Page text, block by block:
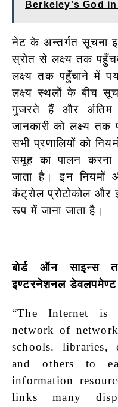
Berkeley's God
नेट के अन्तर्गत सूचना
स्रोत से लक्ष्य तक
लक्ष्य तक पहुँचाने में
लक्ष्य स्थलों के बीच
गुजरते हैं और अंतिम
जानकारी को लक्ष्य
सभी प्रणालियों को
समूह का पालन करना
जाता है। इन नियमों
कंट्रोल प्रोटोकोल और
रूप में जाना जाता है।
बोर्ड ऑन साइन्स
इण्टरनेशनल डेवलपमेण्ट
“The Internet is
network of
schools. libraries,
and others to
information
links many